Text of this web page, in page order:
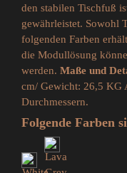
den stabilen Tischfuß
gewährleistet. Sowohl
folgenden Farben
die Modullösung
werden. Maße und
cm/ Gewicht: 26,5 KG
Durchmessern.
Folgende Farben